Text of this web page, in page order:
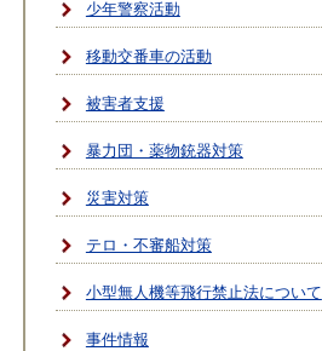
少年警察活動
移動交番車の活動
被害者支援
暴力団・薬物銃器対策
災害対策
テロ・不審船対策
小型無人機等飛行禁止法について
事件情報